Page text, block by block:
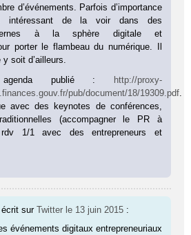
d’événements. Parfois d’importance
intéressant de la voir dans des
à la sphère digitale et
porter le flambeau du numérique. Il
y soit d’ailleurs.
agenda publié :
http://proxy-
pub/document/18/19309.pdf.
avec des keynotes de conférences,
(accompagner le PR à
1/1 avec des entrepreneurs et
écrit surTwitter le 13 juin 2015 :
événements digitaux entrepreneuriaux